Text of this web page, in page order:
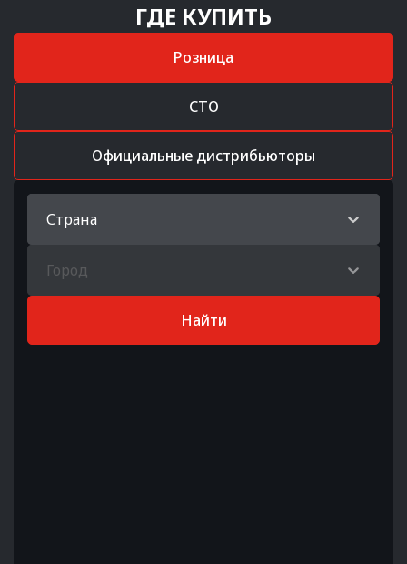
ГДЕ КУПИТЬ
Розница
СТО
Официальные дистрибьюторы
Страна
Город
Найти